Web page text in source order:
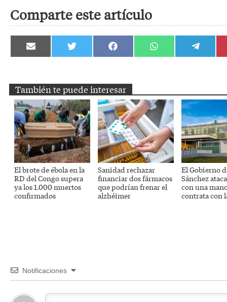
Comparte este artículo
Compartir
en
Compartir
en
Compartir
en
Compartir
en
Compartir
en
También te puede interesar
El brote de ébola en la
RD del Congo supera
ya los 1.000 muertos
confirmados
Sanidad rechazar
financiar dos fármacos
que podrían frenar el
alzhéimer
El Gobierno
Sánchez
con una
contrata con
Notificaciones